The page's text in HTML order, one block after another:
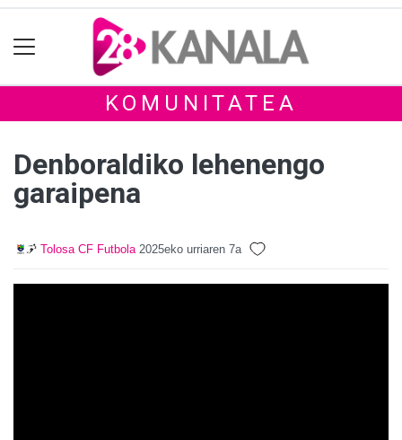
KOMUNITATEA
Denboraldiko lehenengo
garaipena
Tolosa CF Futbola 2025eko urriaren 7a